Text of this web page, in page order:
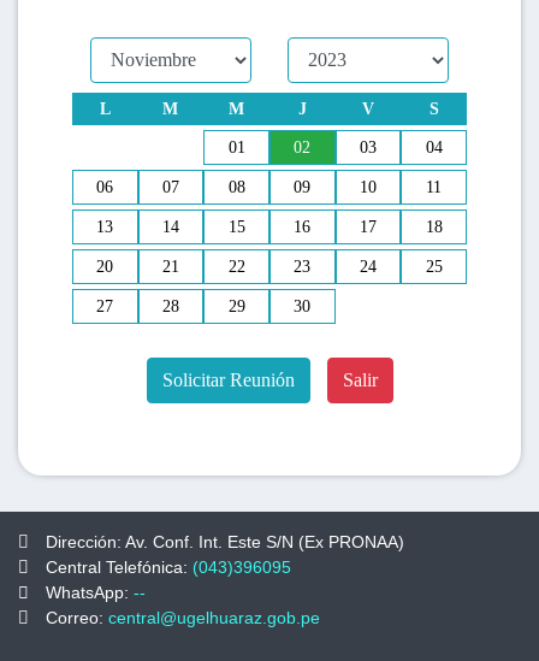
L M M J V
S
01
02 03 04
06 07 08 09 10 11
13 14 15 16 17 18
20 21 22 23 24 25
27 28 29 30
Solicitar Reunión Salir
Dirección: Av. Conf. Int. Este S/N (Ex PRONAA)
Central Telefónica: (043)396095
WhatsApp: --
Correo: central@ugelhuaraz.gob.pe